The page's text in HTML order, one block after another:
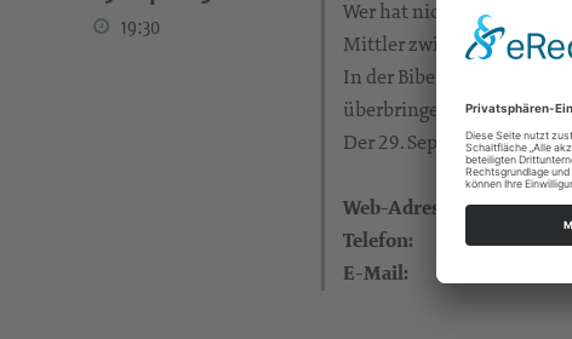
19:30
Wer hat nicht schon Mal
Mittler zwischen der
In der Bibel werden den
überbringen Botschaften.
Der 29. September ist als
Web-Adresse:
Telefon:
E-Mail: